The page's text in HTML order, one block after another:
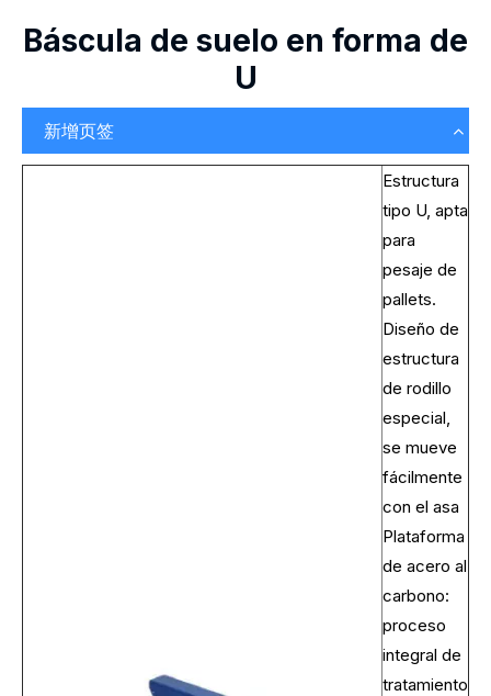
Báscula de suelo en forma de
U
新增页签
Estructura
tipo U, apta
para
pesaje de
pallets.
Diseño de
estructura
de rodillo
especial,
se mueve
fácilmente
con el asa
Plataforma
de acero al
carbono:
proceso
integral de
tratamiento